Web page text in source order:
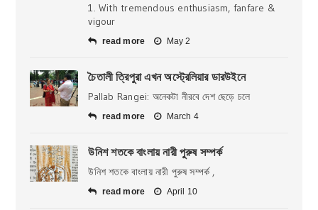
1. With tremendous enthusiasm, fanfare &
vigour
read more May 2
চৈতালী ত্রিপুরা এখন অস্ট্রেলিয়ার ডারউইনে
Pallab Rangei: অনেকটা নীরবে দেশ ছেড়ে চলে
read more March 4
উনিশ শতকে বাংলায় নারী পুরুষ সম্পর্ক
উনিশ শতকে বাংলায় নারী পুরুষ সম্পর্ক ,
read more April 10